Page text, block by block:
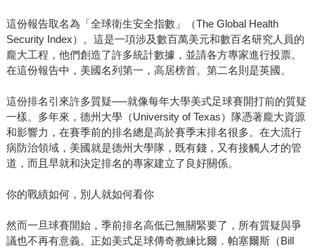
這份報告取名為「全球衛生安全指數」（The Global Health
Security Index）。這是一項涉及數百萬美元和數百名研究人員的
龐大工程，他們創造了許多統計數據，並請各方專家進行投票。
在這份報告中，美國名列第一，高居榜首。第二名則是英國。
這份排名引來許多質疑──就像每年大學美式足球賽開打前的質疑
一樣。多年來，德州大學（University of Texas）隊憑著龐大資源
和影響力，在賽季前的排名總是高於賽季末排名很多。在大流行
病防治領域，美國就是德州大學隊，既有錢，又有接觸人才的管
道，而且早就和決定排名的專家建立了良好關係。
你的戰績如何，別人就如何看你
然而一旦球賽開始，季前排名高低已無關緊要了，所有質疑與爭
議也不再有意義。正如美式足球傳奇教練比爾．帕塞爾斯（Bill